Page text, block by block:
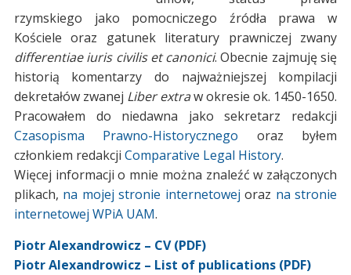
rzymskiego jako pomocniczego źródła prawa w
Kościele oraz gatunek literatury prawniczej zwany
differentiae iuris civilis et canonici. Obecnie zajmuję się
historią komentarzy do najważniejszej kompilacji
dekretałów zwanej Liber extraw okresie ok. 1450-1650.
Pracowałem do niedawna jako sekretarz redakcji
Czasopisma Prawno-Historycznego oraz byłem
członkiem redakcji Comparative Legal History.
Więcej informacji o mnie można znaleźć w załączonych
plikach, na mojej stronie internetowej oraz na stronie
internetowej WPiA UAM.
Piotr Alexandrowicz – CV (PDF)
Piotr Alexandrowicz – List of publications (PDF)